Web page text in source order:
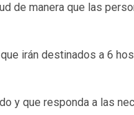
de manera que las
irán destinados a 6
y que responda a las